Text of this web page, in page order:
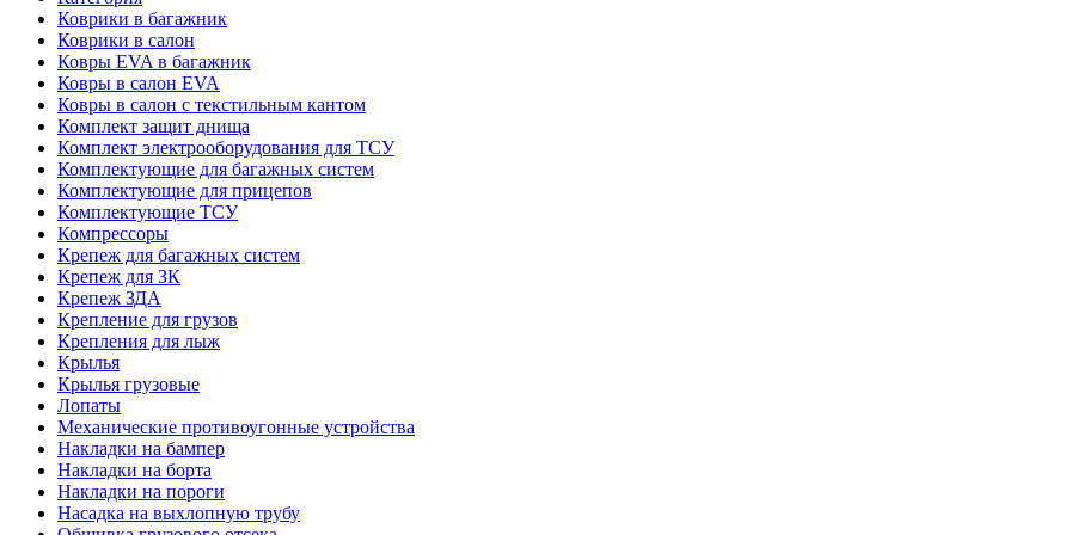
Коврики в багажник
Коврики в салон
Ковры EVA в багажник
Ковры в салон EVA
Ковры в салон с текстильным кантом
Комплект защит днища
Комплект электрооборудования для ТСУ
Комплектующие для багажных систем
Комплектующие для прицепов
Комплектующие ТСУ
Компрессоры
Крепеж для багажных систем
Крепеж для ЗК
Крепеж ЗДА
Крепление для грузов
Крепления для лыж
Крылья
Крылья грузовые
Лопаты
Механические противоугонные устройства
Накладки на бампер
Накладки на борта
Накладки на пороги
Насадка на выхлопную трубу